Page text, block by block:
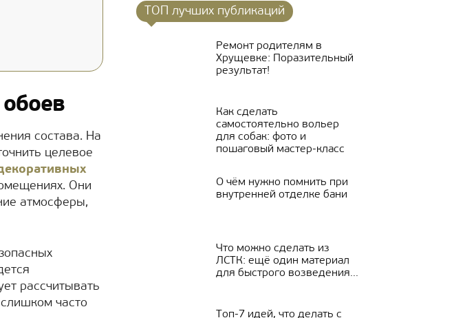
состава. На
целевое
Они
атмосферы,
рассчитывать
часто
ТОП лучших публикаций
Ремонт родителям в
Хрущевке: Поразительный
результат!
Как сделать
самостоятельно вольер
для собак: фото и
пошаговый мастер-класс
О чём нужно помнить при
внутренней отделке бани
Что можно сделать из
ЛСТК: ещё один материал
для быстрого возведения...
Топ-7 идей, что делать с